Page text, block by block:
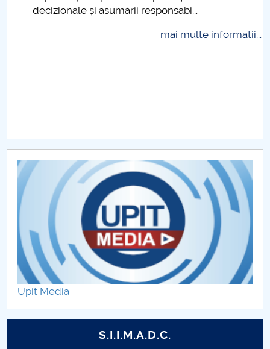
Raportul Conducerii Centrului Universitar Pitești
privind implementarea Planului Operațional 2020-
Chestionar angajabilitate ALUMNI – UPB
CAR2026
MENIU CANTINA
PLATFORME
STRUCTURA ANULUI UNIVERSITAR
PROGRAMUL ORELOR DE CONSULTAȚII
BURSE
și asumării responsabi...
mai multe informatii...
Upit Media
S.I.I.M.A.D.C.